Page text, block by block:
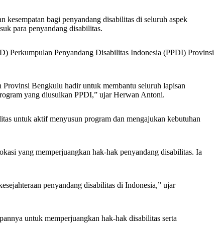
kesempatan bagi penyandang disabilitas di seluruh aspek
para penyandang disabilitas.
Perkumpulan Penyandang Disabilitas Indonesia (PPDI) Provinsi
Bengkulu hadir untuk membantu seluruh lapisan
yang diusulkan PPDI,” ujar Herwan Antoni.
untuk aktif menyusun program dan mengajukan kebutuhan
yang memperjuangkan hak-hak penyandang disabilitas. Ia
penyandang disabilitas di Indonesia,” ujar
untuk memperjuangkan hak-hak disabilitas serta